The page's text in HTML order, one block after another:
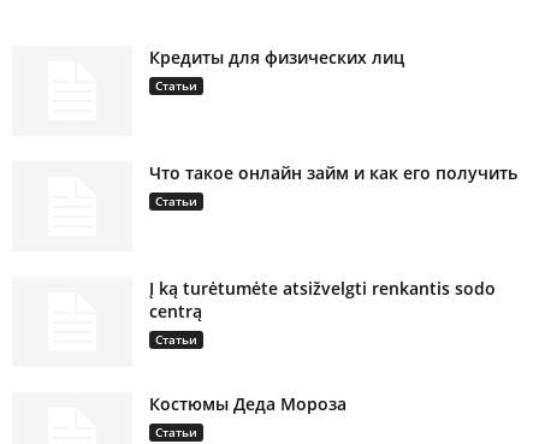
Кредиты для физических лиц
Статьи
Что такое онлайн займ и как его получить
Статьи
Į ką turėtumėte atsižvelgti renkantis sodo
centrą
Статьи
Костюмы Деда Мороза
Статьи